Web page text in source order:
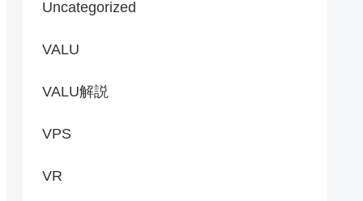
Uncategorized
VALU
VALU解説
VPS
VR